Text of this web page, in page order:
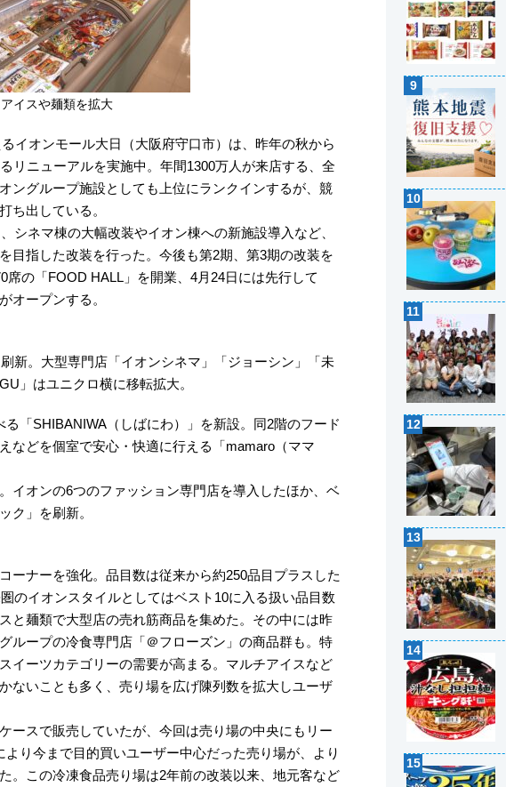
アイスや麺類を拡大
イオンモール大日（大阪府守口市）は、昨年の秋から
リニューアルを実施中。年間1300万人が来店する、全
ングループ施設としても上位にランクインするが、競
ち出している。
シネマ棟の大幅改装やイオン棟への新施設導入など、
目指した改装を行った。今後も第2期、第3期の改装を
の「FOOD HALL」を開業、4月24日には先行して
オープンする。
新。大型専門店「イオンシネマ」「ジョーシン」「未
」はユニクロ横に移転拡大。
「SHIBANIWA（しばにわ）」を新設。同2階のフード
などを個室で安心・快適に行える「mamaro（ママ
イオンの6つのファッション専門店を導入したほか、ベ
ク」を刷新。
ーナーを強化。品目数は従来から約250品目プラスした
のイオンスタイルとしてはベスト10に入る扱い品目数
と麺類で大型店の売れ筋商品を集めた。その中には昨
ループの冷食専門店「＠フローズン」の商品群も。特
イーツカテゴリーの需要が高まる。マルチアイスなど
ないことも多く、売り場を広げ陳列数を拡大しユーザ
ースで販売していたが、今回は売り場の中央にもリー
り今まで目的買いユーザー中心だった売り場が、より
。この冷凍食品売り場は2年前の改装以来、地元客など